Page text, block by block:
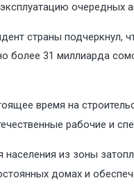
очередных
страны подчеркнул,
более 31 миллиарда
время на
рабочие и
населения из зоны
домах и